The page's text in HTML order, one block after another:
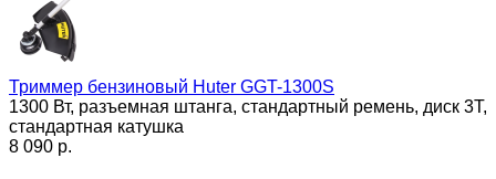
Триммер бензиновый Huter GGT-1300S
1300 Вт, разъемная штанга, стандартный ремень, диск 3Т,
стандартная катушка
8 090 p.